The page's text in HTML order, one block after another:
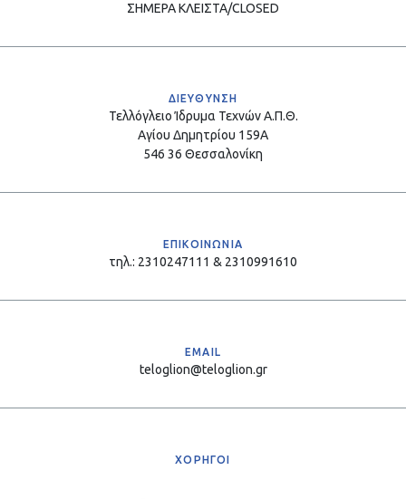
ΣΗΜΕΡΑΚΛΕΙΣΤΑ/CLOSED
ΔΙΕΥΘΥΝΣΗ
Τελλόγλειο Ίδρυμα Τεχνών Α.Π.Θ.
Αγίου Δημητρίου 159Α
546 36 Θεσσαλονίκη
ΕΠΙΚΟΙΝΩΝΙΑ
τηλ.: 2310247111 & 2310991610
EMAIL
teloglion@teloglion.gr
ΧΟΡΗΓΟΙ